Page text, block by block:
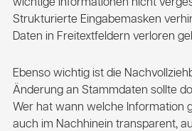
Strukturierte Eingabemasken
Daten in Freitextfeldern verloren
Ebenso wichtig ist die
Änderung an Stammdaten sollte
Wer hat wann welche Information
auch im Nachhinein transparent,